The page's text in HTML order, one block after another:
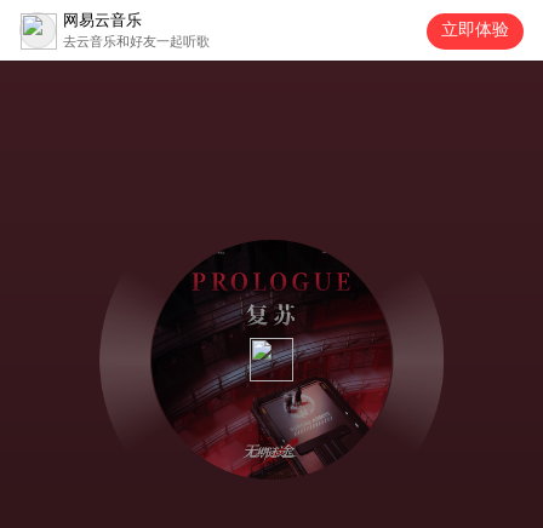
网易云音乐
去云音乐和好友一起听歌
立即体验